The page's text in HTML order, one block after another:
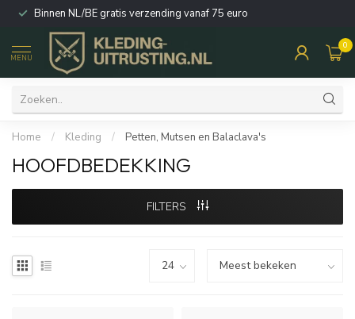
Binnen NL/BE gratis verzending vanaf 75 euro
MENU
0
Home / Kleding / Petten, Mutsen en Balaclava's
HOOFDBEDEKKING
FILTERS